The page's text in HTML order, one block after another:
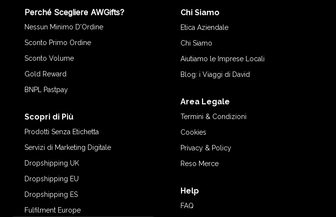
Perché Scegliere AWGifts?
Nessun Minimo D'Ordine
Sconto Primo Ordine
Sconto Volume
Gold Reward
BNPL Pastpay
Scopri di Più
Prodotti Senza Etichetta
Servizi di Marketing Digitale
Dropshipping UK
Dropshipping EU
Dropshipping ES
Fulfilment Europe
Chi Siamo
Etica Aziendale
Chi Siamo
Aiutiamo le Imprese Locali
Blog: i Viaggi di David
Area Legale
Termini & Condizioni
Cookies
Privacy & Policy
Reso Merce
Help
FAQ